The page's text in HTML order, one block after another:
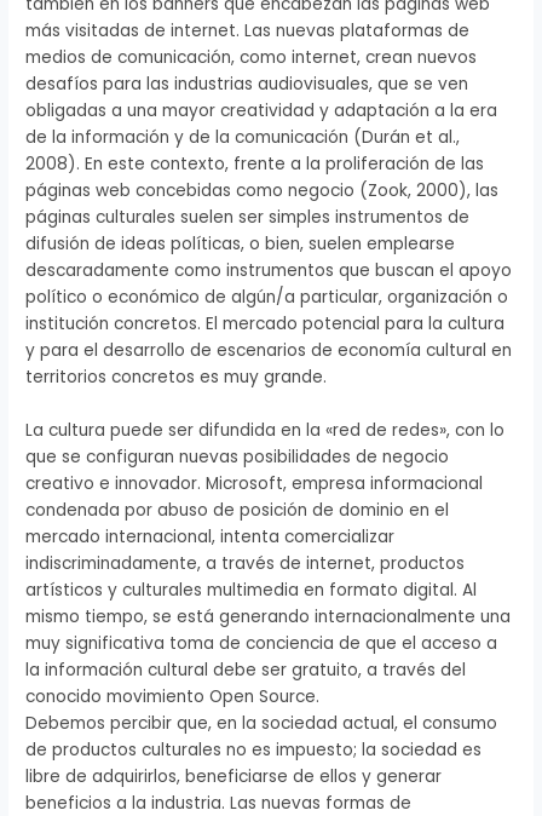
más visitadas de internet. Las nuevas plataformas de
medios de comunicación, como internet, crean nuevos
desafíos para las industrias audiovisuales, que se ven
obligadas a una mayor creatividad y adaptación a la era
de la información y de la comunicación (Durán et al.,
2008). En este contexto, frente a la proliferación de las
páginas web concebidas como negocio (Zook, 2000), las
páginas culturales suelen ser simples instrumentos de
difusión de ideas políticas, o bien, suelen emplearse
descaradamente como instrumentos que buscan el apoyo
político o económico de algún/a particular, organización o
institución concretos. El mercado potencial para la cultura
y para el desarrollo de escenarios de economía cultural en
territorios concretos es muy grande.
La cultura puede ser difundida en la «red de redes», con lo
que se configuran nuevas posibilidades de negocio
creativo e innovador. Microsoft, empresa informacional
condenada por abuso de posición de dominio en el
mercado internacional, intenta comercializar
indiscriminadamente, a través de internet, productos
artísticos y culturales multimedia en formato digital. Al
mismo tiempo, se está generando internacionalmente una
muy significativa toma de conciencia de que el acceso a
la información cultural debe ser gratuito, a través del
conocido movimiento Open Source.
Debemos percibir que, en la sociedad actual, el consumo
de productos culturales no es impuesto; la sociedad es
libre de adquirirlos, beneficiarse de ellos y generar
beneficios a la industria. Las nuevas formas de